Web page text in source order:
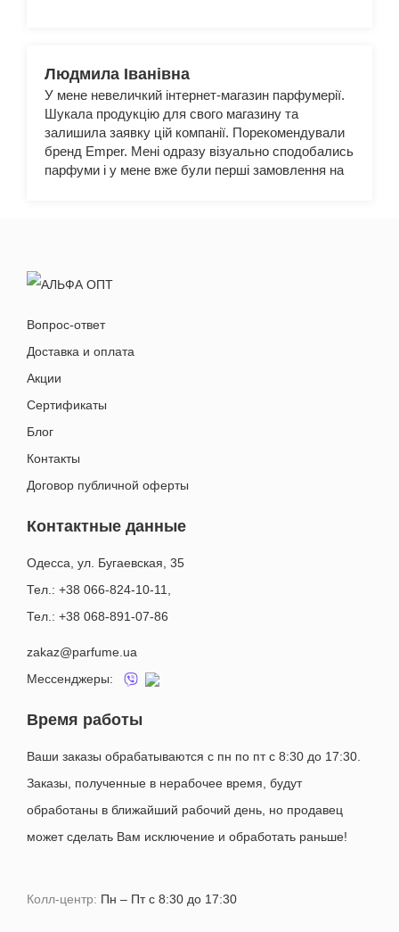
Людмила Іванівна
У мене невеличкий інтернет-магазин парфумерії.
Шукала продукцію для свого магазину та
залишила заявку цій компанії. Порекомендували
бренд Emper. Мені одразу візуально сподобались
парфуми і у мене вже були перші замовлення на
Вопрос-ответ
Доставка и оплата
Акции
Сертификаты
Блог
Контакты
Договор публичной оферты
Контактные данные
Одесса, ул. Бугаевская, 35
Тел.: +38 066-824-10-11
Тел.: +38 068-891-07-86
zakaz@parfume.ua
Мессенджеры:
Время работы
Ваши заказы обрабатываются с пн по пт с 8:30 до 17:30.
Заказы, полученные в нерабочее время, будут
обработаны в ближайший рабочий день, но продавец
может сделать Вам исключение и обработать раньше!
Колл-центр: Пн – Пт с 8:30 до 17:30